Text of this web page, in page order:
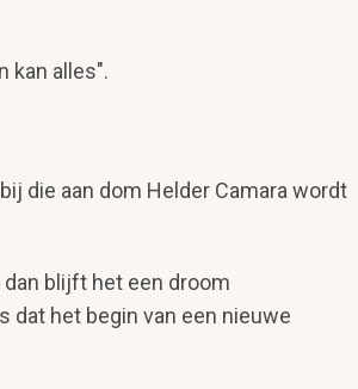
kan alles".
die aan dom Helder Camara wordt
blijft het een droom
dat het begin van een nieuwe